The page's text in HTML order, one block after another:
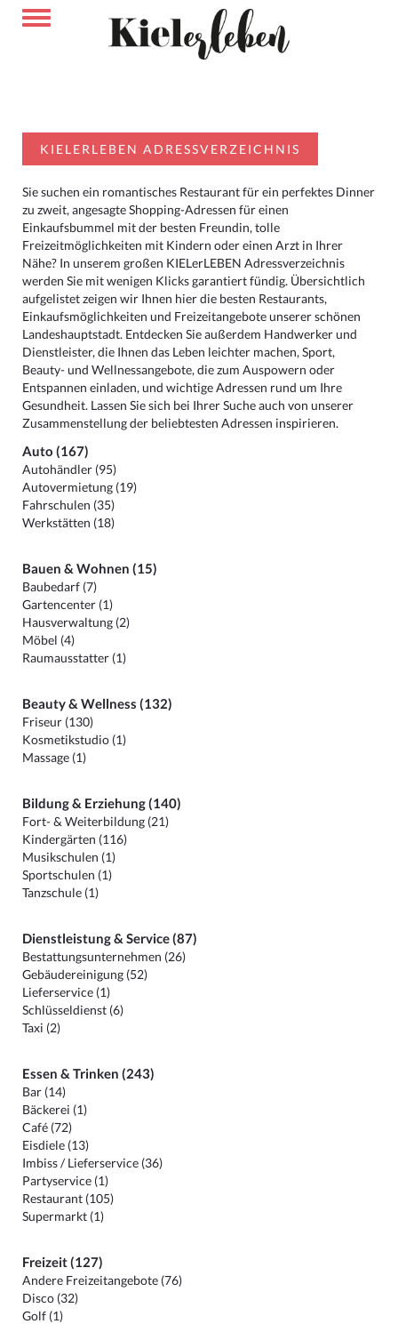
KIELERLEBEN ADRESSVERZEICHNIS
Sie suchen ein romantisches Restaurant für ein perfektes Dinner
zu zweit, angesagte Shopping-Adressen für einen
Einkaufsbummel mit der besten Freundin, tolle
Freizeitmöglichkeiten mit Kindern oder einen Arzt in Ihrer
Nähe? In unserem großen KIELerLEBEN Adressverzeichnis
werden Sie mit wenigen Klicks garantiert fündig. Übersichtlich
aufgelistet zeigen wir Ihnen hier die besten Restaurants,
Einkaufsmöglichkeiten und Freizeitangebote unserer schönen
Landeshauptstadt. Entdecken Sie außerdem Handwerker und
Dienstleister, die Ihnen das Leben leichter machen, Sport,
Beauty- und Wellnessangebote, die zum Auspowern oder
Entspannen einladen, und wichtige Adressen rund um Ihre
Gesundheit. Lassen Sie sich bei Ihrer Suche auch von unserer
Zusammenstellung der beliebtesten Adressen inspirieren.
Auto (167)
Autohändler (95)
Autovermietung (19)
Fahrschulen (35)
Werkstätten (18)
Bauen & Wohnen (15)
Baubedarf (7)
Gartencenter (1)
Hausverwaltung (2)
Möbel (4)
Raumausstatter (1)
Beauty & Wellness (132)
Friseur (130)
Kosmetikstudio (1)
Massage (1)
Bildung & Erziehung (140)
Fort- & Weiterbildung (21)
Kindergärten (116)
Musikschulen (1)
Sportschulen (1)
Tanzschule (1)
Dienstleistung & Service (87)
Bestattungsunternehmen (26)
Gebäudereinigung (52)
Lieferservice (1)
Schlüsseldienst (6)
Taxi (2)
Essen & Trinken (243)
Bar (14)
Bäckerei (1)
Café (72)
Eisdiele (13)
Imbiss / Lieferservice (36)
Partyservice (1)
Restaurant (105)
Supermarkt (1)
Freizeit (127)
Andere Freizeitangebote (76)
Disco (32)
Golf (1)